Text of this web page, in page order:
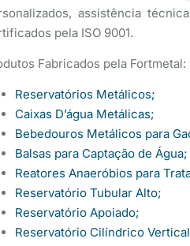
assistência
pela ISO 9001.
Fabricados pela Fortmetal:
Reservatórios Metálicos;
Caixas D’água Metálicas;
Bebedouros Metálicos para
Balsas para Captação de Água;
Reatores Anaeróbios para
Reservatório Tubular Alto;
Reservatório Apoiado;
Reservatório Cilíndrico